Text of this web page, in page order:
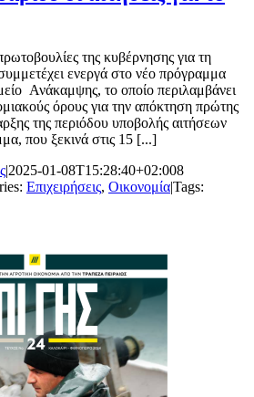
της κυβέρνησης για τη
ενεργά στο νέο πρόγραμμα
Ανάκαμψης, το οποίο περιλαμβάνει
όρους για την απόκτηση πρώτης
της περιόδου υποβολής αιτήσεων
που ξεκινά στις 15 [...]
|2025-01-08T15:28:40+02:008
Επιχειρήσεις, Οικονομία|Tags: